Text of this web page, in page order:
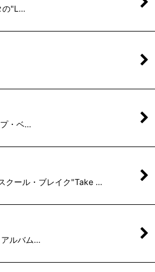
の"L…
・ベ…
クール・ブレイク"Take …
ルバム…